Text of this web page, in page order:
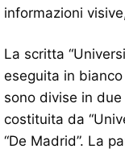
informazioni
La scritta
eseguita in
sono divise in
costituita da
“De Madrid”. La